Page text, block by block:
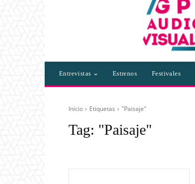
Entrevistas Estrenos Festivales
Inicio Etiquetas "Paisaje"
Tag: "Paisaje"